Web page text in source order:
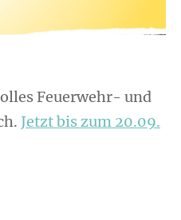
Feuerwehr- und
Jetzt bis zum 20.09.